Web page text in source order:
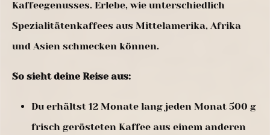
Kaffeegenusses. Erlebe, wie unterschiedlich
Spezialitätenkaffees aus Mittelamerika, Afrika
und Asien schmecken können.
So sieht deine Reise aus:
Du erhältst 12 Monate lang jeden Monat 500 g
frisch gerösteten Kaffee aus einem anderen